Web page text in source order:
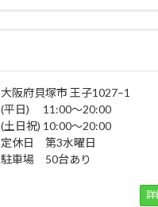
大阪府貝塚市 王子1027−1
(平日) 11:00～20:00
(土日祝) 10:00～20:00
定休日 第3水曜日
駐車場 50台あり
詳